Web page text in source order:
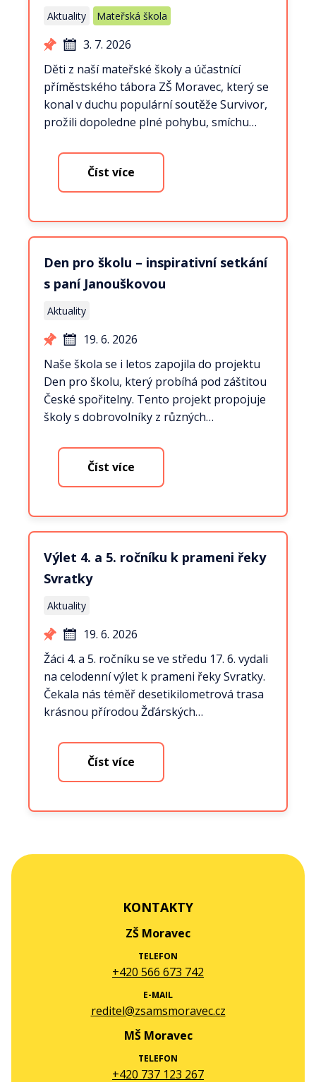
Aktuality Mateřská škola
3. 7. 2026
Děti z naší mateřské školy a účastnící
příměstského tábora ZŠ Moravec, který se
konal v duchu populární soutěže Survivor,
prožili dopoledne plné pohybu, smíchu…
Číst více
Den pro školu – inspirativní setkání
s paní Janouškovou
Aktuality
19. 6. 2026
Naše škola se i letos zapojila do projektu
Den pro školu, který probíhá pod záštitou
České spořitelny. Tento projekt propojuje
školy s dobrovolníky z různých…
Číst více
Výlet 4. a 5. ročníku k prameni řeky
Svratky
Aktuality
19. 6. 2026
Žáci 4. a 5. ročníku se ve středu 17. 6. vydali
na celodenní výlet k prameni řeky Svratky.
Čekala nás téměř desetikilometrová trasa
krásnou přírodou Žďárských…
Číst více
KONTAKTY
ZŠ Moravec
TELEFON
+420 566 673 742
E-MAIL
reditel@zsamsmoravec.cz
MŠ Moravec
TELEFON
+420 737 123 267